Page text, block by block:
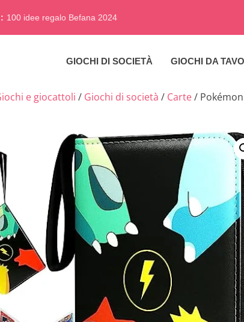
100 idee regalo Befana 2024
GIOCHI DI SOCIETÀ GIOCHI DA
e giocattoli / Giochi di società / Carte/